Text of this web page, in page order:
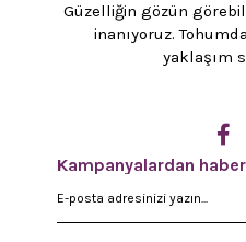
Güzelliğin gözün
inanıyoruz.
yaklaşım
Kampanyalardan